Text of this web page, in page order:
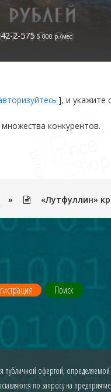
2-575 5 000 р./мес
], и укажите
конкурентов.
» «Лутфуллин»
Поиск
публичной офертой,
по запросу на